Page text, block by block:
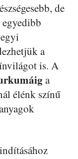
de
a
is. A
a
élénk színű